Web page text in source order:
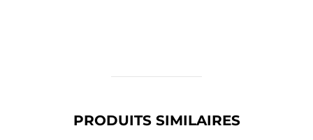
PRODUITS SIMILAIRES